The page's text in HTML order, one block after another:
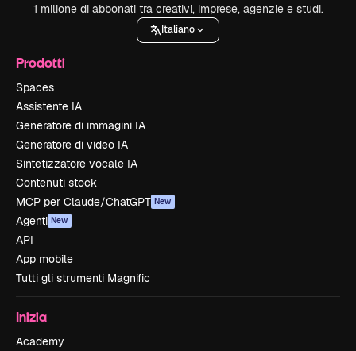
1 milione di abbonati tra creativi, imprese, agenzie e studi.
Italiano
Prodotti
Spaces
Assistente IA
Generatore di immagini IA
Generatore di video IA
Sintetizzatore vocale IA
Contenuti stock
MCP per Claude/ChatGPT New
Agenti New
API
App mobile
Tutti gli strumenti Magnific
Inizia
Academy